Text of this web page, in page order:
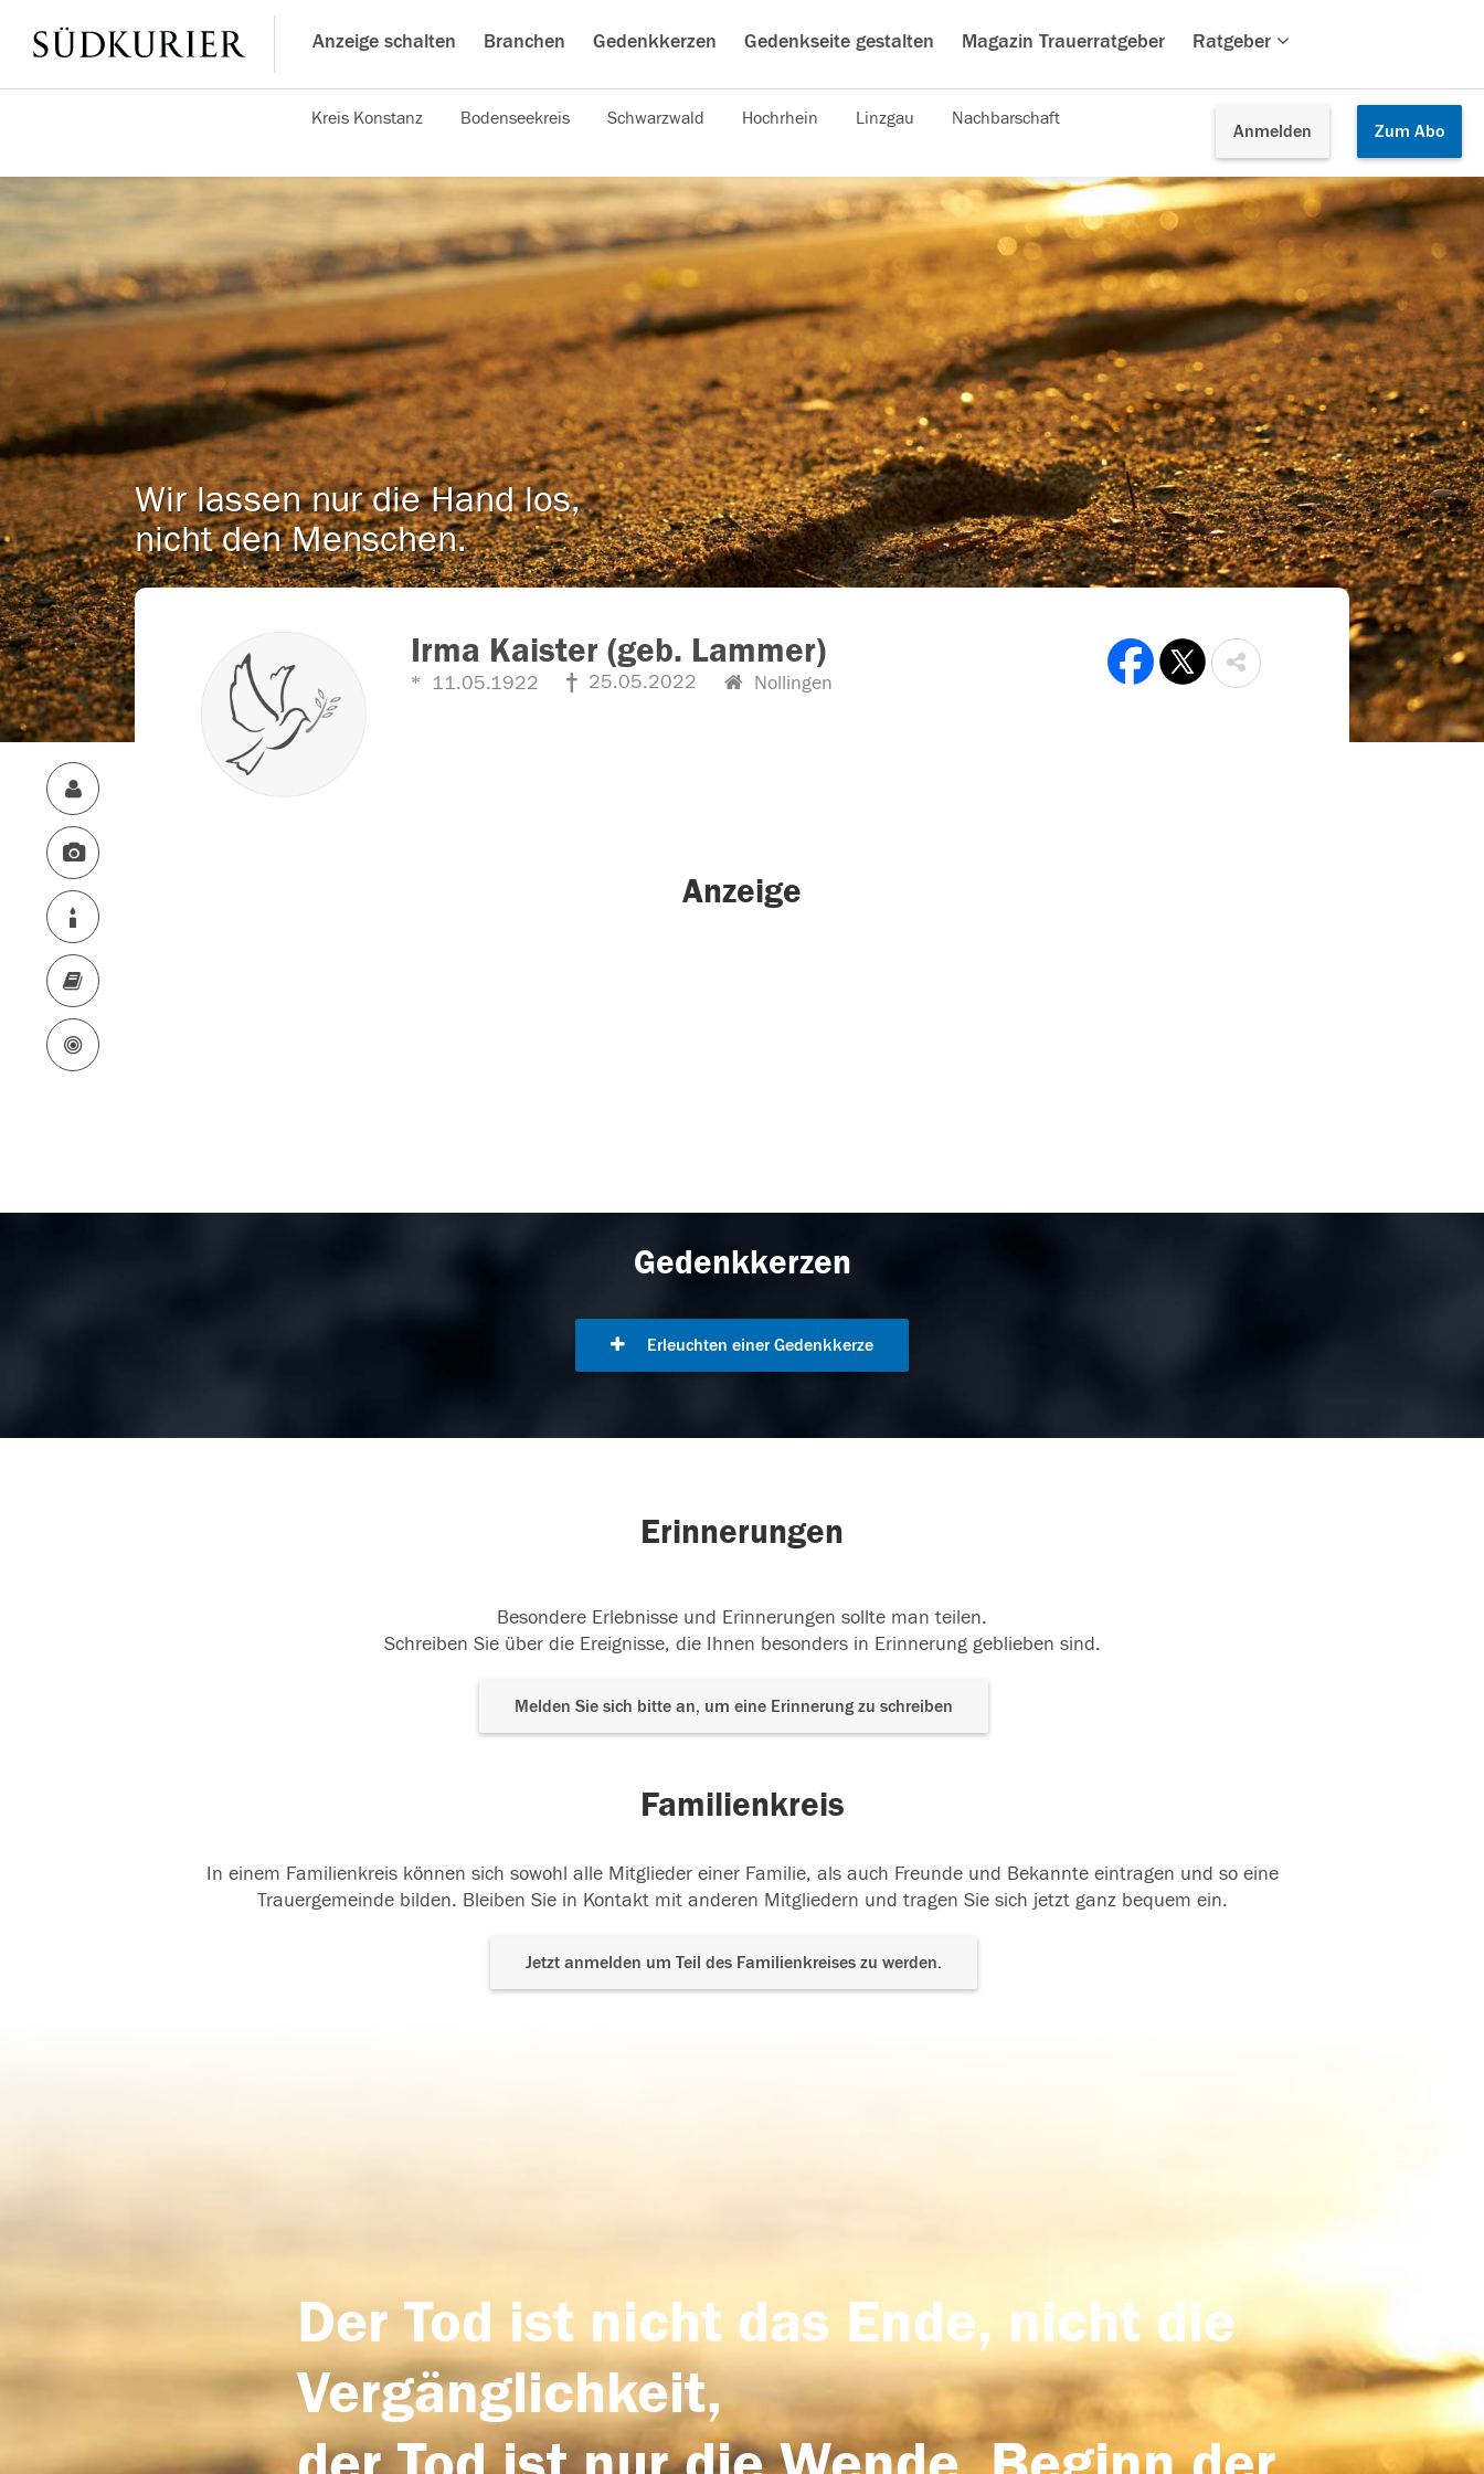
Anzeige schalten Branchen Gedenkkerzen Gedenkseite gestalten Magazin Trauerratgeber Ratgeber
Anmelden Zum Abo
Kreis Konstanz Bodenseekreis Schwarzwald Hochrhein Linzgau Nachbarschaft
Wir lassen nur die Hand los,
nicht den Menschen.
Irma Kaister (geb. Lammer)
11.05.1922 25.05.2022 Nollingen
Anzeige
Gedenkkerzen
Erleuchten einer Gedenkkerze
Erinnerungen
Besondere Erlebnisse und Erinnerungen sollte man teilen.
Schreiben Sie über die Ereignisse, die Ihnen besonders in Erinnerung geblieben sind.
Melden Sie sich bitte an, um eine Erinnerung zu schreiben
Familienkreis
In einem Familienkreis können sich sowohl alle Mitglieder einer Familie, als auch Freunde und Bekannte eintragen und so eine
Trauergemeinde bilden. Bleiben Sie in Kontakt mit anderen Mitgliedern und tragen Sie sich jetzt ganz bequem ein.
Jetzt anmelden um Teil des Familienkreises zu werden.
Der Tod ist nicht das Ende, nicht die
Vergänglichkeit,